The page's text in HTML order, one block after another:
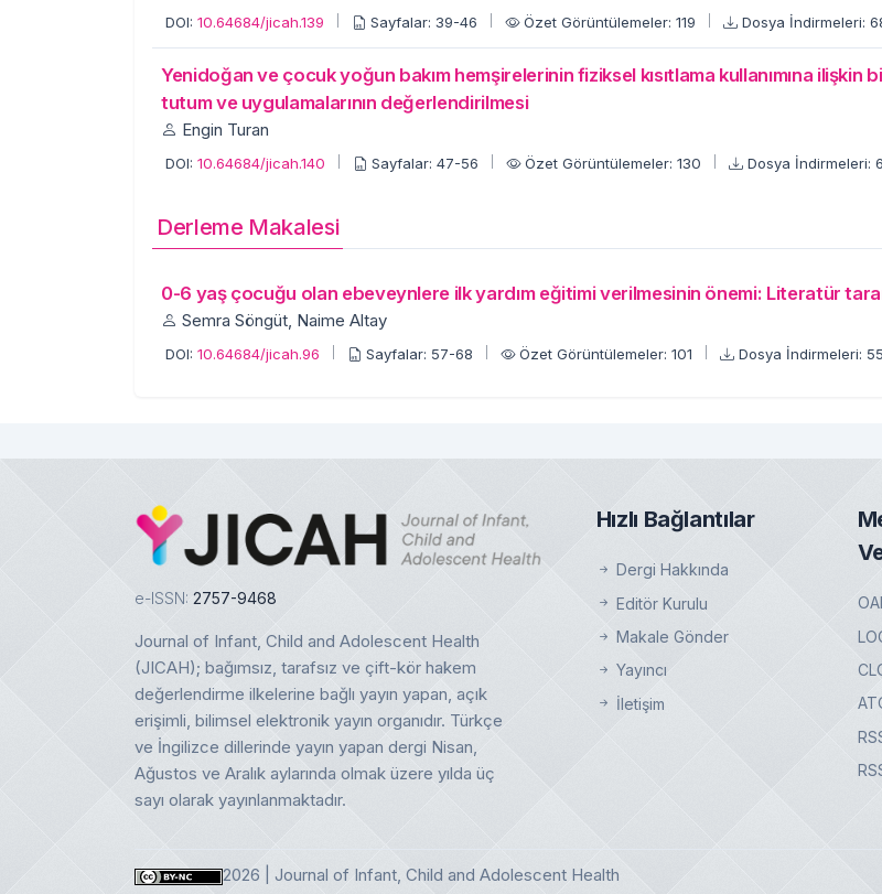
DOI: 10.64684/jicah.139 Sayfalar: 39-46 Özet Görüntülemeler: 119 Dosya İndirmeleri:
Yenidoğan ve çocuk yoğun bakım hemşirelerinin fiziksel kısıtlama kullanımına ilişkin
tutum ve uygulamalarının değerlendirilmesi
Engin Turan
DOI: 10.64684/jicah.140 Sayfalar: 47-56 Özet Görüntülemeler: 130 Dosya İndirmeleri:
Derleme Makalesi
0-6 yaş çocuğu olan ebeveynlere ilk yardım eğitimi verilmesinin önemi: Literatür
Semra Söngüt, Naime Altay
DOI: 10.64684/jicah.96 Sayfalar: 57-68 Özet Görüntülemeler: 101 Dosya İndirmeleri: 55
e-ISSN: 2757-9468
Journal of Infant, Child and Adolescent Health
(JICAH); bağımsız, tarafsız ve çift-kör hakem
değerlendirme ilkelerine bağlı yayın yapan, açık
erişimli, bilimsel elektronik yayın organıdır. Türkçe
ve İngilizce dillerinde yayın yapan dergi Nisan,
Ağustos ve Aralık aylarında olmak üzere yılda üç
sayı olarak yayınlanmaktadır.
Hızlı Bağlantılar
Dergi Hakkında
Editör Kurulu
Makale Gönder
Yayıncı
İletişim
2026 | Journal of Infant, Child and Adolescent Health